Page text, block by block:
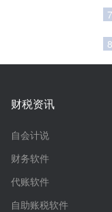
7
8
财税资讯
自会计说
财务软件
代账软件
自助账税软件